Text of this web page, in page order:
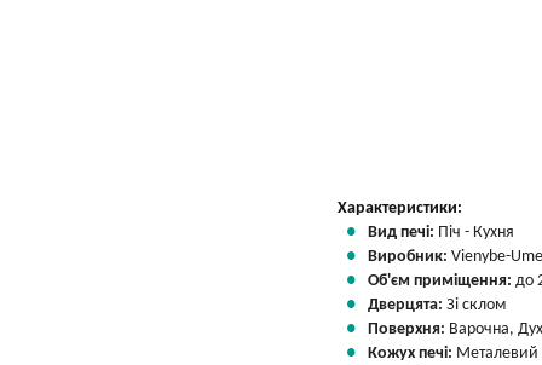
Характеристики:
Вид печі: Піч - Кухня
Виробник: Vienybe-
Об'єм приміщення: до
Дверцята: Зі склом
Поверхня: Варочна,
Кожух печі: Металевий